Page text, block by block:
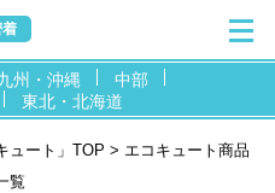
州・沖縄
中部
東北・北海道
ュート」TOP > エコキュート商品
覧